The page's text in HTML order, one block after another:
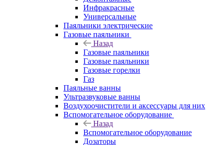
Инфракрасные
Универсальные
Паяльники электрические
Газовые паяльники
Назад
Газовые паяльники
Газовые паяльники
Газовые горелки
Газ
Паяльные ванны
Ультразвуковые ванны
Воздухоочистители и аксессуары для них
Вспомогательное оборудование
Назад
Вспомогательное оборудование
Дозаторы